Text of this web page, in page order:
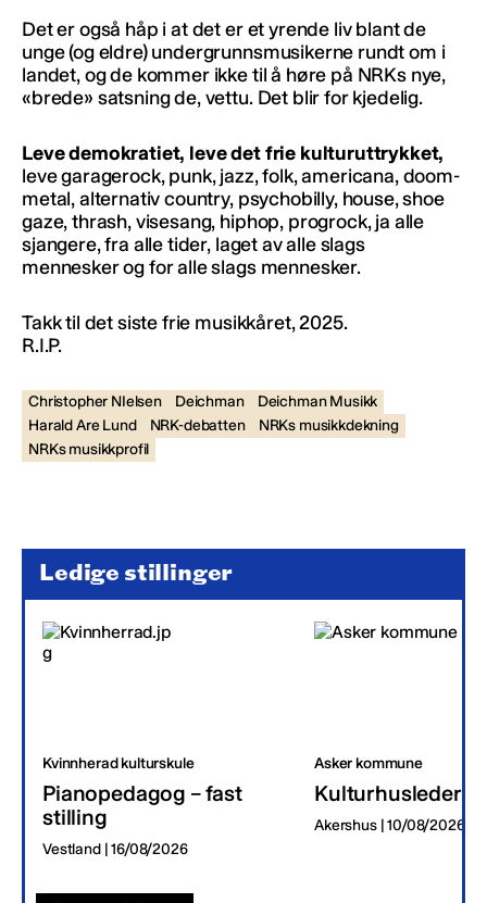
Det er også håp i at det er et yrende liv blant de
unge (og eldre) undergrunnsmusikerne rundt om i
landet, og de kommer ikke til å høre på NRKs nye,
«brede» satsning de, vettu. Det blir for kjedelig.
Leve demokratiet, leve det frie kulturuttrykket,
leve garagerock, punk, jazz, folk, americana, doom-
metal, alternativ country, psychobilly, house, shoe
gaze, thrash, visesang, hiphop, progrock, ja alle
sjangere, fra alle tider, laget av alle slags
mennesker og for alle slags mennesker.
Takk til det siste frie musikkåret, 2025.
R.I.P.
Christopher NIelsen Deichman
Deichman Musikk
Harald Are Lund
NRK-debatten
NRKs musikkdekning
NRKs musikkprofil
Ledige stillinger
Kvinnherad kulturskule
Pianopedagog – fast
stilling
Vestland | 16/08/2026
Asker kommune
Kulturhusleder
Akershus | 10/08/2026